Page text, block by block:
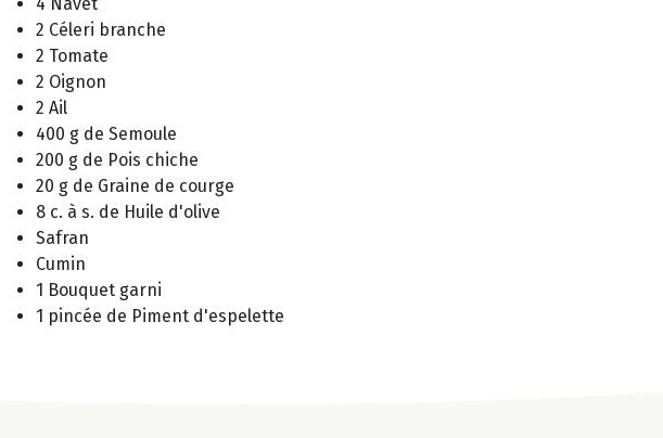
2 Céleri branche
2 Tomate
2 Oignon
2 Ail
400 g de Semoule
200 g de Pois chiche
20 g de Graine de courge
8 c. à s. de Huile d'olive
Safran
Cumin
1 Bouquet garni
1 pincée de Piment d'espelette